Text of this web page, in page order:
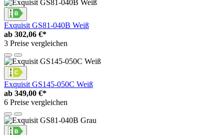
Exquisit GS81-040B Weiß
ab 302,06 €*
3 Preise vergleichen
Exquisit GS145-050C Weiß
ab 349,00 €*
6 Preise vergleichen